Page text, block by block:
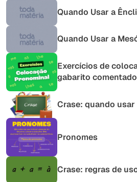
Quando Usar a
Quando Usar a
Exercícios de
gabarito
Crase: quando
Pronomes
Crase: regras de